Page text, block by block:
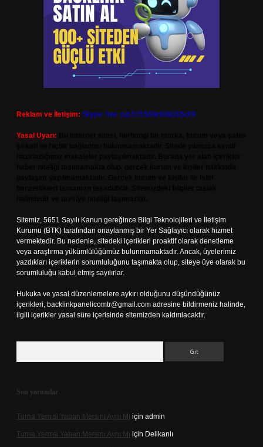
Reklam ve İletişim: Skype: live:.cid.575569c608265c69
Yasal Uyarı:
Sitemiz, 5651 Sayılı Kanun gereğince Bilgi Teknolojileri ve İletişim
Kurumu (BTK) tarafından onaylanmış bir Yer Sağlayıcı olarak hizmet
vermektedir. Bu nedenle, sitedeki içerikleri proaktif olarak denetleme
veya araştırma yükümlülüğümüz bulunmamaktadır. Ancak, üyelerimiz
yazdıkları içeriklerin sorumluluğunu taşımakta olup, siteye üye olarak bu
sorumluluğu kabul etmiş sayılırlar.
Hukuka ve yasal düzenlemelere aykırı olduğunu düşündüğünüz
içerikleri, backlinkpanelicomtr@gmail.com adresine bildirmeniz halinde,
ilgili içerikler yasal süre içerisinde sitemizden kaldırılacaktır.
Son yorumlar
Turna Yemisi Yaban Mersini Aynı Mı için admin
Turna Yemisi Yaban Mersini Aynı Mı için Delikanlı